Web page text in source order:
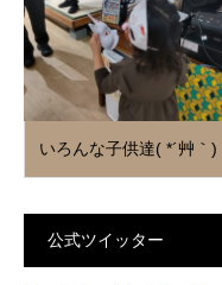
いろんな子供達( *´艸｀)
公式ツイッター